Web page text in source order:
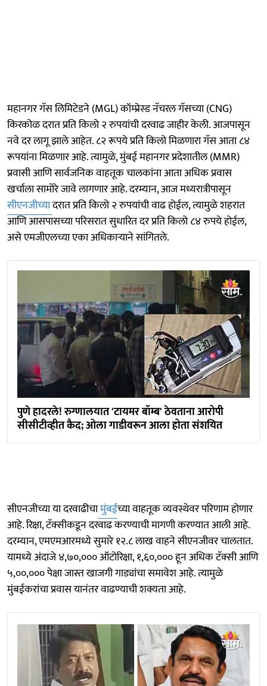
महानगर गॅस लिमिटेडने (MGL) कॉम्प्रेस्ड नॅचरल गॅसच्या (CNG)
किरकोळ दरात प्रति किलो २ रुपयांची दरवाढ जाहीर केली. आजपासून
नवे दर लागू झाले आहेत. ८२ रूपये प्रति किलो मिळणारा गॅस आता ८४
रूपयांना मिळणार आहे. त्यामुळे, मुंबई महानगर प्रदेशातील (MMR)
प्रवासी आणि सार्वजनिक वाहतूक चालकांना आता अधिक प्रवास
खर्चाला सामोरे जावे लागणार आहे. दरम्यान, आज मध्यरात्रीपासून
सीएनजीच्यादरात प्रति किलो २ रुपयांची वाढ होईल, त्यामुळे शहरात
आणि आसपासच्या परिसरात सुधारित दर प्रति किलो ८४ रुपये होईल,
असे एमजीएलच्या एका अधिकाऱ्याने सांगितले.
पुणे हादरले! रुग्णालयात 'टायमर बॉम्ब' ठेवताना आरोपी
सीसीटीव्हीत कैद; ओला गाडीवरून आला होता संशयित
सीएनजीच्या या दरवाढीचामुंबईच्या वाहतूक व्यवस्थेवर परिणाम होणार
आहे. रिक्षा, टॅक्सीकडून दरवाढ करण्याची मागणी करण्यात आली आहे.
दरम्यान, एमएमआरमध्ये सुमारे १२.८ लाख वाहने सीएनजीवर चालतात.
यामध्ये अंदाजे ४,७०,००० ऑटोरिक्षा, १,६०,००० हून अधिक टॅक्सी आणि
५,००,००० पेक्षा जास्त खाजगी गाड्यांचा समावेश आहे. त्यामुळे
मुंबईकरांचा प्रवास यानंतर वाढण्याची शक्यता आहे.